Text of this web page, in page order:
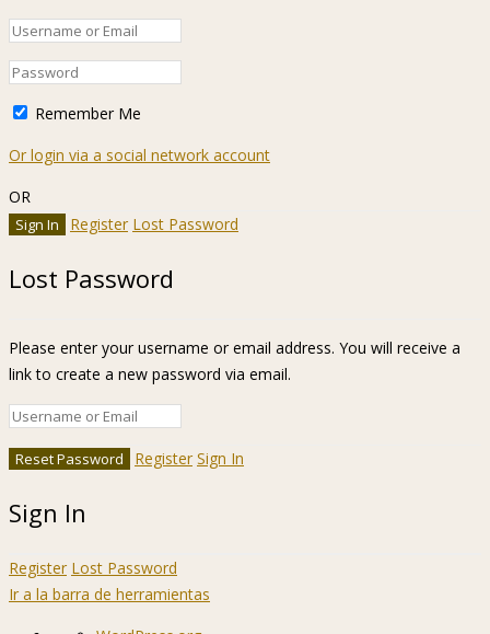
Remember Me
Or login via a social network account
OR
Register Lost Password
Lost Password
Please enter your username or email address. You will receive a
link to create a new password via email.
Register Sign In
Sign In
Register Lost Password
Ir a la barra de herramientas